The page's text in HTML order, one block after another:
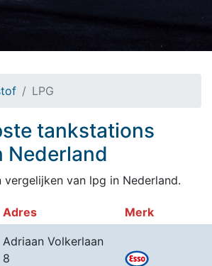
LPG
tankstations
Nederland
vergelijken van lpg in Nederland.
Adres Merk
Adriaan Volkerlaan
8